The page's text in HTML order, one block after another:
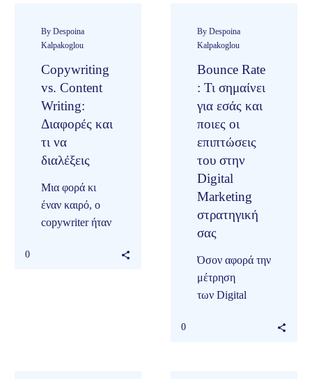
επιχείρηση ή για
μία ήδη…
By Despoina
Kalpakoglou
Copywriting
vs. Content
Writing:
Διαφορές και
τι να
διαλέξεις
Μια φορά κι
έναν καιρό, ο
copywriter ήταν
0
By Despoina
Kalpakoglou
Bounce Rate
: Τι σημαίνει
για εσάς και
ποιες οι
επιπτώσεις
του στην
Digital
Marketing
στρατηγική
σας
Όσον αφορά την
μέτρηση
των Digital
0